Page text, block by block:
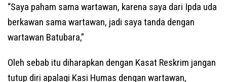
“Saya paham sama wartawan, karena saya dari Ipda uda
berkawan sama wartawan, jadi saya tanda dengan
wartawan Batubara,”
Oleh sebab itu diharapkan dengan Kasat Reskrim jangan
tutup diri apalagi Kasi Humas dengan wartawan,